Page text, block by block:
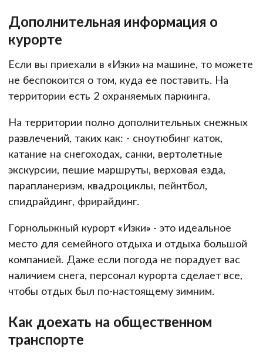
Дополнительная информация о
курорте
Если вы приехали в «Изки» на машине, то можете
не беспокоится о том, куда ее поставить. На
территории есть 2 охраняемых паркинга.
На территории полно дополнительных снежных
развлечений, таких как: - сноутюбинг каток,
катание на снегоходах, санки, вертолетные
экскурсии, пешие маршруты, верховая езда,
парапланеризм, квадроциклы, пейнтбол,
спидрайдинг, фрирайдинг.
Горнолыжный курорт «Изки» - это идеальное
место для семейного отдыха и отдыха большой
компанией. Даже если погода не порадует вас
наличием снега, персонал курорта сделает все,
чтобы отдых был по-настоящему зимним.
Как доехать на общественном
транспорте